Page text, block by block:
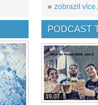
» zobrazit
PODCAST
19.07.